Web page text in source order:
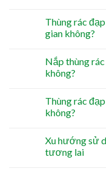
Thùng rác
gian không?
Nắp thùng
không?
Thùng rác
không?
Xu hướng sử
tương lai